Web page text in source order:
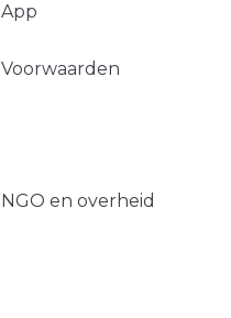
App
Voorwaarden
NGO en overheid